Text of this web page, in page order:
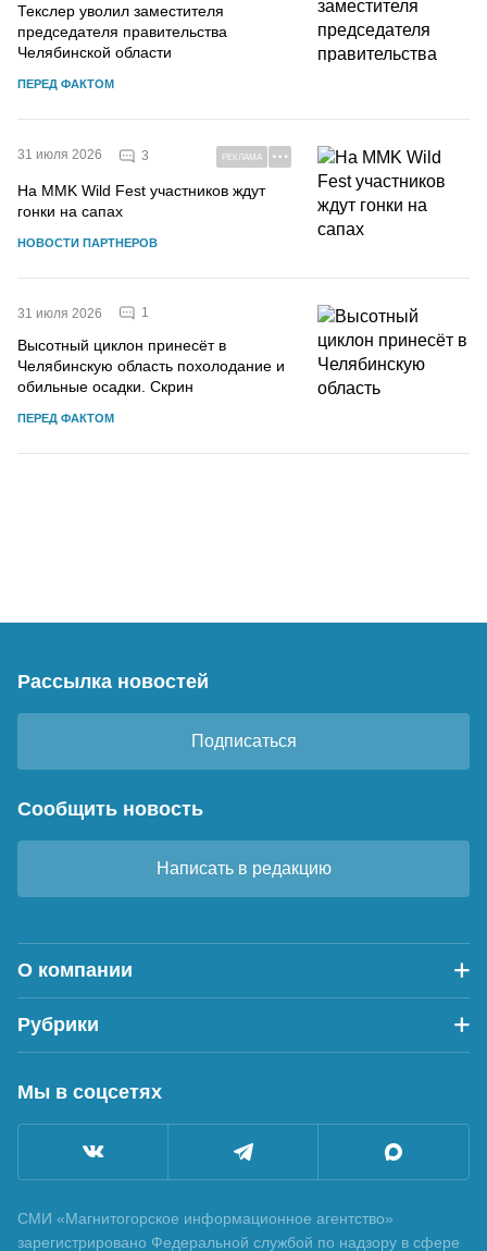
Текслер уволил заместителя
председателя правительства
Челябинской области
ПЕРЕД ФАКТОМ
31 июля 2026 3 РЕКЛАМА
На MMK Wild Fest участников ждут
гонки на сапах
НОВОСТИ ПАРТНЕРОВ
31 июля 2026 1
Высотный циклон принесёт в
Челябинскую область похолодание и
обильные осадки. Скрин
ПЕРЕД ФАКТОМ
Рассылка новостей
Подписаться
Сообщить новость
Написать в редакцию
О компании
Рубрики
Мы в соцсетях
СМИ «Магнитогорское информационное агентство»
зарегистрировано Федеральной службой по надзору в сфере